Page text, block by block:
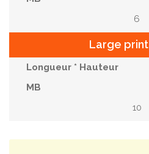
6
Large print
10